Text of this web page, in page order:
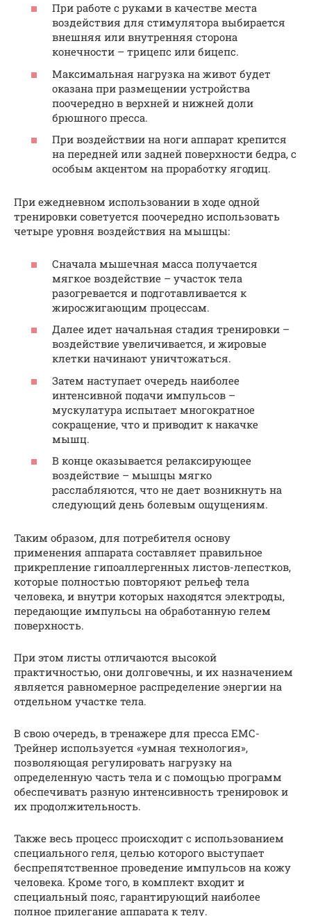
При работе с руками в качестве места
воздействия для стимулятора выбирается
внешняя или внутренняя сторона
конечности – трицепс или бицепс.
Максимальная нагрузка на живот будет
оказана при размещении устройства
поочередно в верхней и нижней доли
брюшного пресса.
При воздействии на ноги аппарат крепится
на передней или задней поверхности бедра, с
особым акцентом на проработку ягодиц.
При ежедневном использовании в ходе одной
тренировки советуется поочередно использовать
четыре уровня воздействия на мышцы:
Сначала мышечная масса получается
мягкое воздействие – участок тела
разогревается и подготавливается к
жиросжигающим процессам.
Далее идет начальная стадия тренировки –
воздействие увеличивается, и жировые
клетки начинают уничтожаться.
Затем наступает очередь наиболее
интенсивной подачи импульсов –
мускулатура испытает многократное
сокращение, что и приводит к накачке
мышц.
В конце оказывается релаксирующее
воздействие – мышцы мягко
расслабляются, что не дает возникнуть на
следующий день болевым ощущениям.
Таким образом, для потребителя основу
применения аппарата составляет правильное
прикрепление гипоаллергенных листов-лепестков,
которые полностью повторяют рельеф тела
человека, и внутри которых находятся электроды,
передающие импульсы на обработанную гелем
поверхность.
При этом листы отличаются высокой
практичностью, они долговечны, и их назначением
является равномерное распределение энергии на
отдельном участке тела.
В свою очередь, в тренажере для пресса ЕМС-
Трейнер используется «умная технология»,
позволяющая регулировать нагрузку на
определенную часть тела и с помощью программ
обеспечивать разную интенсивность тренировок и
их продолжительность.
Также весь процесс происходит с использованием
специального геля, целью которого выступает
беспрепятственное проведение импульсов на кожу
человека. Кроме того, в комплект входит и
специальный пояс, гарантирующий наиболее
полное прилегание аппарата к телу.